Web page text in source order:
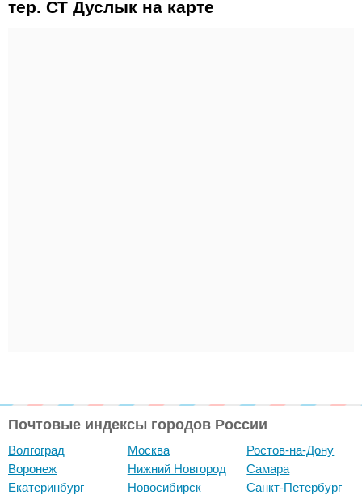
тер. СТ Дуслык на карте
Почтовые индексы городов России
Волгоград
Воронеж
Екатеринбург
Москва
Нижний Новгород
Новосибирск
Ростов-на-Дону
Самара
Санкт-Петербург